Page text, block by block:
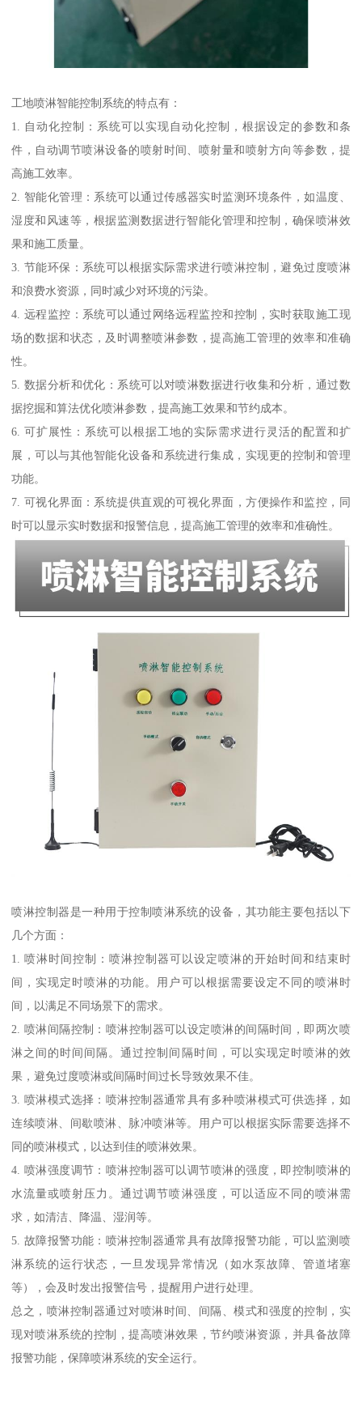
工地喷淋智能控制系统的特点有：
1. 自动化控制：系统可以实现自动化控制，根据设定的参数和条
件，自动调节喷淋设备的喷射时间、喷射量和喷射方向等参数，提
高施工效率。
2. 智能化管理：系统可以通过传感器实时监测环境条件，如温度、
湿度和风速等，根据监测数据进行智能化管理和控制，确保喷淋效
果和施工质量。
3. 节能环保：系统可以根据实际需求进行喷淋控制，避免过度喷淋
和浪费水资源，同时减少对环境的污染。
4. 远程监控：系统可以通过网络远程监控和控制，实时获取施工现
场的数据和状态，及时调整喷淋参数，提高施工管理的效率和准确
性。
5. 数据分析和优化：系统可以对喷淋数据进行收集和分析，通过数
据挖掘和算法优化喷淋参数，提高施工效果和节约成本。
6. 可扩展性：系统可以根据工地的实际需求进行灵活的配置和扩
展，可以与其他智能化设备和系统进行集成，实现更的控制和管理
功能。
7. 可视化界面：系统提供直观的可视化界面，方便操作和监控，同
时可以显示实时数据和报警信息，提高施工管理的效率和准确性。
喷淋控制器是一种用于控制喷淋系统的设备，其功能主要包括以下
几个方面：
1. 喷淋时间控制：喷淋控制器可以设定喷淋的开始时间和结束时
间，实现定时喷淋的功能。用户可以根据需要设定不同的喷淋时
间，以满足不同场景下的需求。
2. 喷淋间隔控制：喷淋控制器可以设定喷淋的间隔时间，即两次喷
淋之间的时间间隔。通过控制间隔时间，可以实现定时喷淋的效
果，避免过度喷淋或间隔时间过长导致效果不佳。
3. 喷淋模式选择：喷淋控制器通常具有多种喷淋模式可供选择，如
连续喷淋、间歇喷淋、脉冲喷淋等。用户可以根据实际需要选择不
同的喷淋模式，以达到佳的喷淋效果。
4. 喷淋强度调节：喷淋控制器可以调节喷淋的强度，即控制喷淋的
水流量或喷射压力。通过调节喷淋强度，可以适应不同的喷淋需
求，如清洁、降温、湿润等。
5. 故障报警功能：喷淋控制器通常具有故障报警功能，可以监测喷
淋系统的运行状态，一旦发现异常情况（如水泵故障、管道堵塞
等），会及时发出报警信号，提醒用户进行处理。
总之，喷淋控制器通过对喷淋时间、间隔、模式和强度的控制，实
现对喷淋系统的控制，提高喷淋效果，节约喷淋资源，并具备故障
报警功能，保障喷淋系统的安全运行。